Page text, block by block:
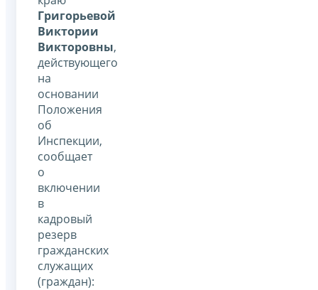
Григорьевой
Виктории
Викторовны,
действующего
на
основании
Положения
об
Инспекции,
сообщает
о
включении
в
кадровый
резерв
гражданских
служащих
(граждан):